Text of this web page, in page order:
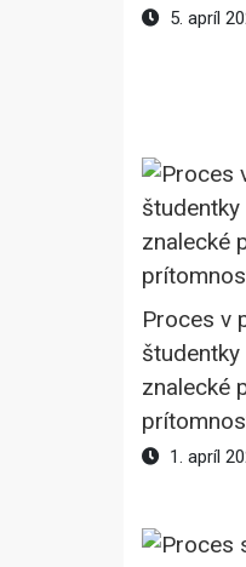
5. apríl
Proces v
študentky
znalecké
1. apríl